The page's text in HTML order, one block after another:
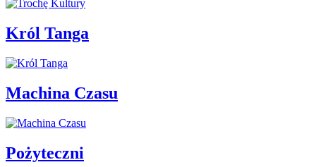
Król Tanga
Machina Czasu
Pożyteczni